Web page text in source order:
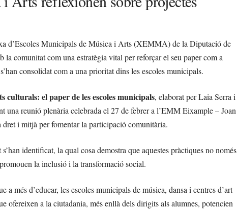
d’Escoles Municipals de Música i Arts (XEMMA) de la Diputació de
la comunitat com una estratègia vital per reforçar el seu paper com a
consolidat com a una prioritat dins les escoles municipals.
el paper de les escoles municipals, elaborat per Laia Serra i
una reunió plenària celebrada el 27 de febrer a l’EMM Eixample – Joan
i mitjà per fomentar la participació comunitària.
identificat, la qual cosa demostra que aquestes pràctiques no només
la inclusió i la transformació social.
més d’educar, les escoles municipals de música, dansa i centres d’art
ofereixen a la ciutadania, més enllà dels dirigits als alumnes, potencien